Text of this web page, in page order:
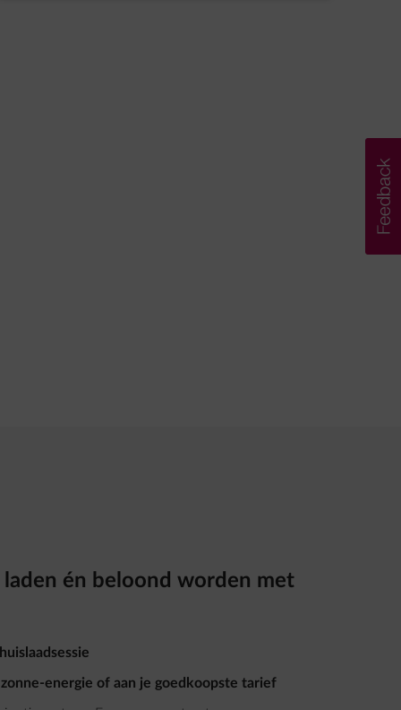
én beloond worden met
zonne-energie of aan je goedkoopste tarief